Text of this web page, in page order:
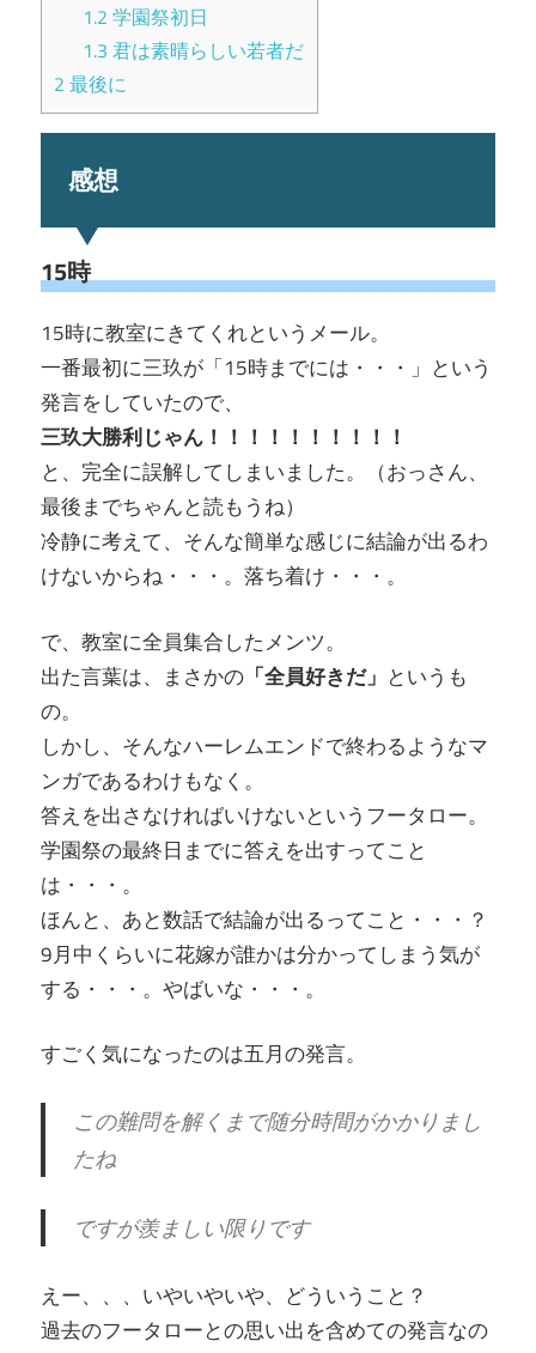
1.2 学園祭初日
1.3 君は素晴らしい若者だ
2 最後に
感想
15時
15時に教室にきてくれというメール。
一番最初に三玖が「15時までには・・・」という
発言をしていたので、
三玖大勝利じゃん！！！！！！！！！！
と、完全に誤解してしまいました。（おっさん、
最後までちゃんと読もうね）
冷静に考えて、そんな簡単な感じに結論が出るわ
けないからね・・・。落ち着け・・・。
で、教室に全員集合したメンツ。
出た言葉は、まさかの 「全員好きだ」 というも
の。
しかし、そんなハーレムエンドで終わるようなマ
ンガであるわけもなく。
答えを出さなければいけないというフータロー。
学園祭の最終日までに答えを出すってこと
は・・・。
ほんと、あと数話で結論が出るってこと・・・？
9月中くらいに花嫁が誰かは分かってしまう気が
する・・・。やばいな・・・。
すごく気になったのは五月の発言。
この難問を解くまで随分時間がかかりまし
たね
ですが羨ましい限りです
えー、、、いやいやいや、どういうこと？
過去のフータローとの思い出を含めての発言なの